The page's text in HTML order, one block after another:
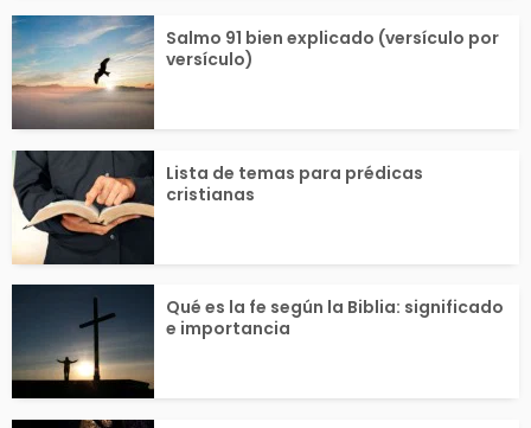
Salmo 91 bien explicado (versículo por
versículo)
Lista de temas para prédicas
cristianas
Qué es la fe según la Biblia: significado
e importancia